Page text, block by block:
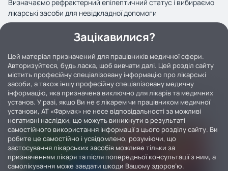
Визначаємо рефрактерний епілептичний статус і вибираємо
лікарські засоби для невідкладної допомоги
Зацікавилися?
Цей матеріал призначений для працівників медичної сфери.
Авторизуйтеся, будь ласка, щоб вивчати далі. Цей розділ сайту
містить професійну спеціалізовану інформацію про лікарські
засоби, а також іншу професійну спеціалізовану медичну
інформацію, яка призначена виключно для лікарів та медичних
установ. У разі, якщо Ви не є лікарем чи працівником медичної
установи, АТ «Фармак» не несе відповідальності за можливі
негативні наслідки, що можуть виникнути в результаті
самостійного використання інформації з цього розділу сайту. Ви
робите це самостійно і усвідомлено, розуміючи, що
застосування лікарських засобів можливе тільки за
призначенням лікаря та після попередньої консультації з ним, а
самолікування може завдати шкоди Вашому здоров’ю.